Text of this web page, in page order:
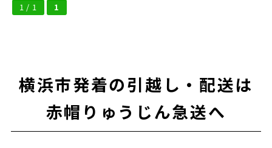
1 / 1 1
横浜市発着の引越し・配送は
赤帽りゅうじん急送へ